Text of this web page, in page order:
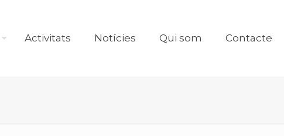
Activitats Notícies Qui som Contacte